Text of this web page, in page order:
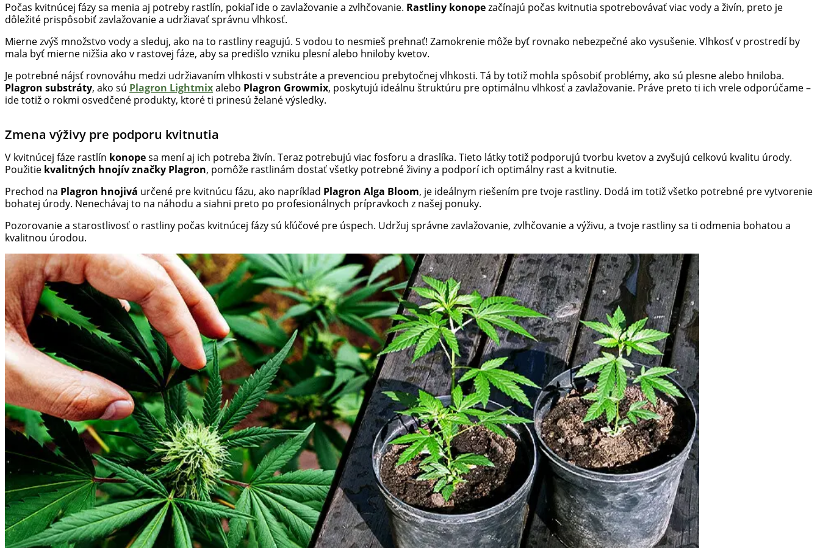
Počas kvitnúcej fázy sa menia aj potreby rastlín, pokiaľ ide o zavlažovanie a zvlhčovanie. Rastliny konopezačínajú počas kvitnutia spotrebovávať viac vody a živín, preto je
dôležité prispôsobiť zavlažovanie a udržiavať správnu vlhkosť.
Mierne zvýš množstvo vody a sleduj, ako na to rastliny reagujú. S vodou to nesmieš prehnať! Zamokrenie môže byť rovnako nebezpečné ako vysušenie. Vlhkosť v prostredí by
mala byť mierne nižšia ako v rastovej fáze, aby sa predišlo vzniku plesní alebo hniloby kvetov.
Je potrebné nájsť rovnováhu medzi udržiavaním vlhkosti v substráte a prevenciou prebytočnej vlhkosti. Tá by totiž mohla spôsobiť problémy, ako sú plesne alebo hniloba.
Plagron substráty, ako sú Plagron Lightmixalebo Plagron Growmix, poskytujú ideálnu štruktúru pre optimálnu vlhkosť a zavlažovanie. Práve preto ti ich vrele odporúčame –
ide totiž o rokmi osvedčené produkty, ktoré ti prinesú želané výsledky.
Zmena výživy pre podporu kvitnutia
V kvitnúcej fáze rastlín konopesa mení aj ich potreba živín. Teraz potrebujú viac fosforu a draslíka. Tieto látky totiž podporujú tvorbu kvetov a zvyšujú celkovú kvalitu úrody.
Použitie kvalitných hnojív značky Plagron, pomôže rastlinám dostať všetky potrebné živiny a podporí ich optimálny rast a kvitnutie.
Prechod na Plagron hnojivá určené pre kvitnúcu fázu, ako napríklad Plagron Alga Bloom, je ideálnym riešením pre tvoje rastliny. Dodá im totiž všetko potrebné pre vytvorenie
bohatej úrody. Nenechávaj to na náhodu a siahni preto po profesionálnych prípravkoch z našej ponuky.
Pozorovanie a starostlivosť o rastliny počas kvitnúcej fázy sú kľúčové pre úspech. Udržuj správne zavlažovanie, zvlhčovanie a výživu, a tvoje rastliny sa ti odmenia bohatou a
kvalitnou úrodou.